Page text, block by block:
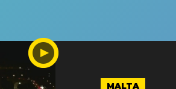
MALTA